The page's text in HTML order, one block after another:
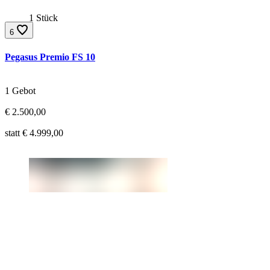
Pegasus Premio FS 10
1 Stück
6
Gebote:
1 Gebot
Aktueller Preis:
€ 2.500,00
Ursprünglicher Preis:
statt € 4.999,00